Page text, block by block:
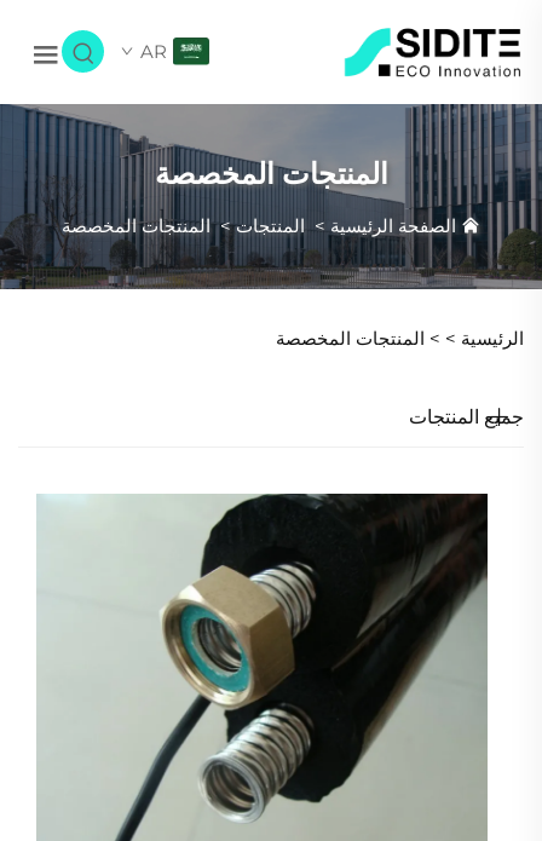
AR
المنتجات المخصصة
الصفحة الرئيسية> المنتجات>المنتجات المخصصة
الرئيسية > > المنتجات المخصصة
جميع المنتجات